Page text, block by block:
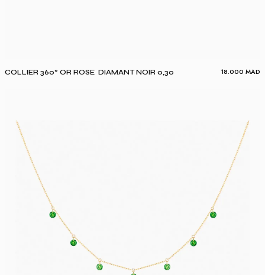
COLLIER 360° OR ROSE DIAMANT NOIR 0,30 18.000 MAD